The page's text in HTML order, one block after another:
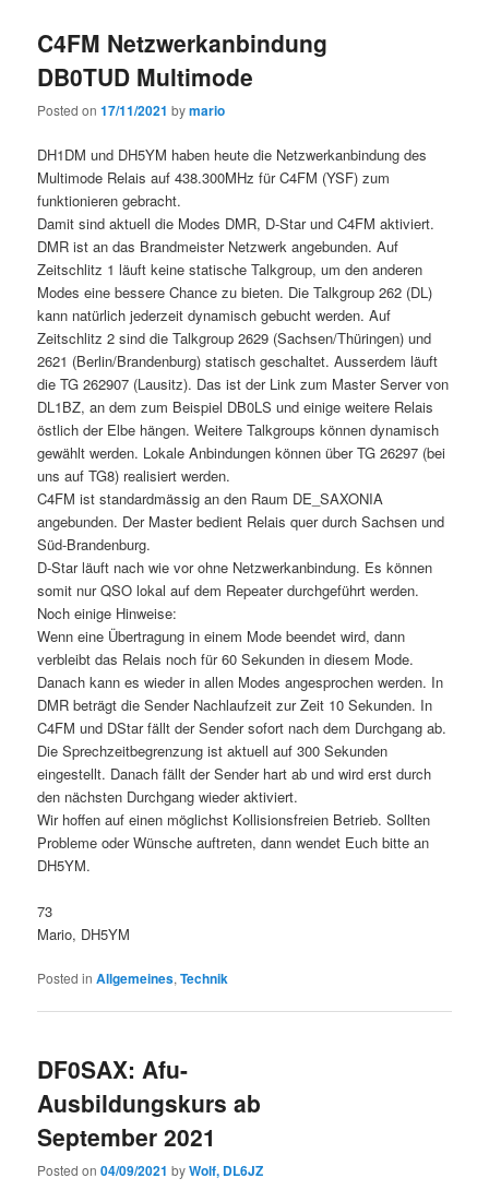
C4FM Netzwerkanbindung
DB0TUD Multimode
Posted on17/11/2021 bymario
DH1DM und DH5YM haben heute die Netzwerkanbindung des
Multimode Relais auf 438.300MHz für C4FM (YSF) zum
funktionieren gebracht.
Damit sind aktuell die Modes DMR, D-Star und C4FM aktiviert.
DMR ist an das Brandmeister Netzwerk angebunden. Auf
Zeitschlitz 1 läuft keine statische Talkgroup, um den anderen
Modes eine bessere Chance zu bieten. Die Talkgroup 262 (DL)
kann natürlich jederzeit dynamisch gebucht werden. Auf
Zeitschlitz 2 sind die Talkgroup 2629 (Sachsen/Thüringen) und
2621 (Berlin/Brandenburg) statisch geschaltet. Ausserdem läuft
die TG 262907 (Lausitz). Das ist der Link zum Master Server von
DL1BZ, an dem zum Beispiel DB0LS und einige weitere Relais
östlich der Elbe hängen. Weitere Talkgroups können dynamisch
gewählt werden. Lokale Anbindungen können über TG 26297 (bei
uns auf TG8) realisiert werden.
C4FM ist standardmässig an den Raum DE_SAXONIA
angebunden. Der Master bedient Relais quer durch Sachsen und
Süd-Brandenburg.
D-Star läuft nach wie vor ohne Netzwerkanbindung. Es können
somit nur QSO lokal auf dem Repeater durchgeführt werden.
Noch einige Hinweise:
Wenn eine Übertragung in einem Mode beendet wird, dann
verbleibt das Relais noch für 60 Sekunden in diesem Mode.
Danach kann es wieder in allen Modes angesprochen werden. In
DMR beträgt die Sender Nachlaufzeit zur Zeit 10 Sekunden. In
C4FM und DStar fällt der Sender sofort nach dem Durchgang ab.
Die Sprechzeitbegrenzung ist aktuell auf 300 Sekunden
eingestellt. Danach fällt der Sender hart ab und wird erst durch
den nächsten Durchgang wieder aktiviert.
Wir hoffen auf einen möglichst Kollisionsfreien Betrieb. Sollten
Probleme oder Wünsche auftreten, dann wendet Euch bitte an
DH5YM.
73
Mario, DH5YM
Posted in Allgemeines,Technik
DF0SAX: Afu-
Ausbildungskurs ab
September 2021
Posted on04/09/2021 byWolf, DL6JZ